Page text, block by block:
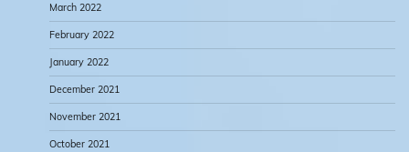
March 2022
February 2022
January 2022
December 2021
November 2021
October 2021